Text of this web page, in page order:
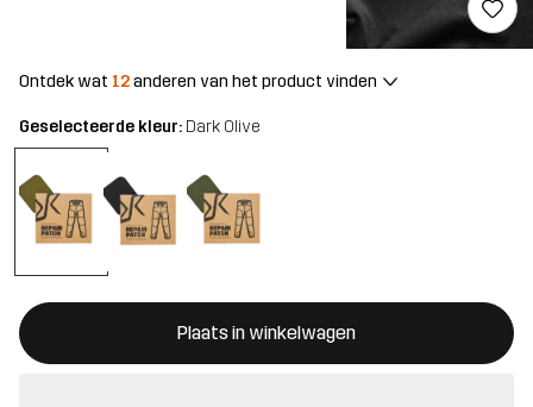
Ontdek wat 12anderen van het product vinden
Geselecteerde kleur: Dark Olive
Plaats in winkelwagen
Deze knop opent een modal met de bevestiging van een
{{size}} niet beschikbaar